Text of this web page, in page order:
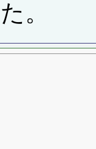
。